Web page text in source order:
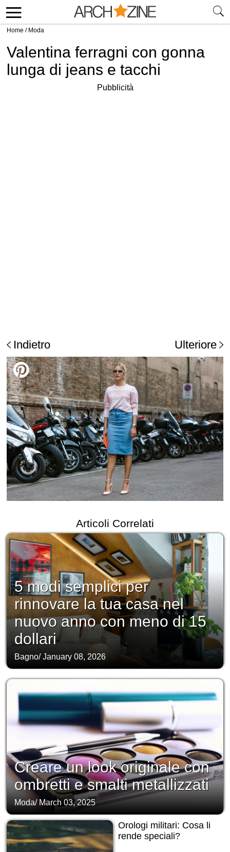
Home / Moda
Valentina ferragni con gonna
lunga di jeans e tacchi
Pubblicità
Indietro Ulteriore
Articoli Correlati
5 modi semplici per
rinnovare la tua casa nel
nuovo anno con meno di 15
dollari
Bagno/January 08, 2026
Creare un look originale con
ombretti e smalti metallizzati
Moda/ March 03, 2025
Orologi militari: Cosa li
rende speciali?